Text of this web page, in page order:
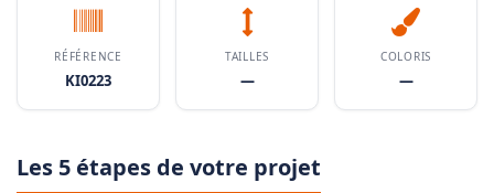
RÉFÉRENCE
KI0223
TAILLES
—
COLORIS
—
Les 5 étapes de votre projet